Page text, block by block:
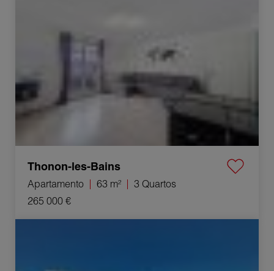
Thonon-les-Bains
Apartamento 63 m²
3 Quartos
265 000 €